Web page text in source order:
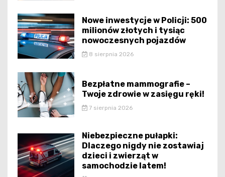
Nowe inwestycje w Policji: 500
milionów złotych i tysiąc
nowoczesnych pojazdów
8 sierpnia 2026
Bezpłatne mammografie –
Twoje zdrowie w zasięgu ręki!
7 sierpnia 2026
Niebezpieczne pułapki:
Dlaczego nigdy nie zostawiaj
dzieci i zwierząt w
samochodzie latem!